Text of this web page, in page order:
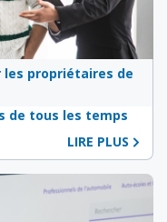
les propriétaires de
de tous les temps
LIRE PLUS